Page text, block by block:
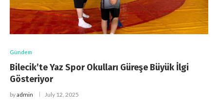
Gündem
Bilecik’te Yaz Spor Okulları Güreşe Büyük İlgi
Gösteriyor
byadmin July 12, 2025